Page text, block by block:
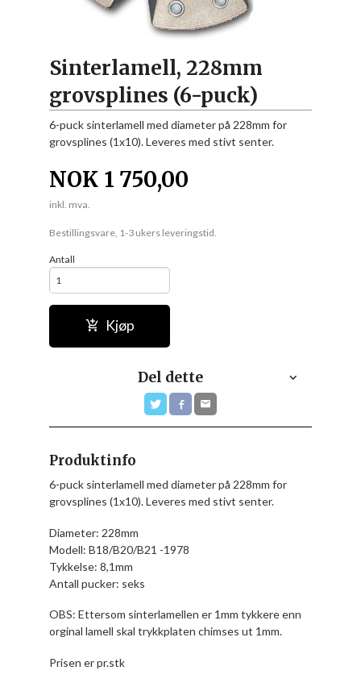
Sinterlamell, 228mm
grovsplines (6-puck)
6-puck sinterlamell med diameter på 228mm for
grovsplines (1x10). Leveres med stivt senter.
NOK 1 750,00
inkl. mva.
Bestillingsvare, 1-3 ukers leveringstid.
Antall
Kjøp
Del dette
Produktinfo
6-puck sinterlamell med diameter på 228mm for
grovsplines (1x10). Leveres med stivt senter.
Diameter: 228mm
Modell: B18/B20/B21 -1978
Tykkelse: 8,1mm
Antall pucker: seks
OBS: Ettersom sinterlamellen er 1mm tykkere enn
orginal lamell skal trykkplaten chimses ut 1mm.
Prisen er pr.stk